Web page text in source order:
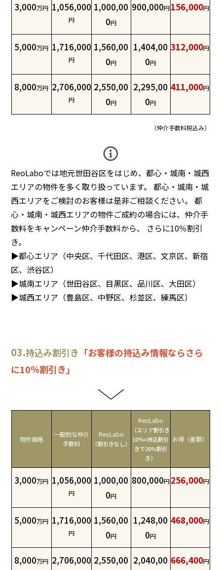
3,000万円 1,056,000
円
1,000,00
0円
900,000円 156,000円
5,000万円 1,716,000
円
1,560,00
0円
1,404,00
0円
312,000円
8,000万円 2,706,000
円
2,550,00
0円
2,295,00
0円
411,000円
（仲介手数料税込み）
ReoLaboでは地元世田谷区をはじめ、都心・城南・城西
エリアの物件を多く取り扱っています。 都心・城南・城
西エリアをご検討のお客様は是非ご相談ください。 都
心・城南・城西エリアの物件ご成約の場合には、仲介手
数料をキャンペーン仲介手数料から、 さらに10％割引
き。
▶︎都心エリア（中央区、千代田区、港区、文京区、新宿
区、渋谷区）
▶︎城南エリア（世田谷区、目黒区、品川区、大田区）
▶︎城西エリア（豊島区、中野区、杉並区、練馬区）
03.持込み割引き 「お客様の持込み情報ならさら
に10％割引き」
物件価格
一般的な仲介
手数料
ReoLabo
（割引きなし）
ReoLabo
（エリア割引き
10％+持込割引
きで20%割引
き）
お得（差額）
3,000万円 1,056,000
円
1,000,00
0円
800,000円 256,000円
5,000万円 1,716,000
円
1,560,00
0円
1,248,00
0円
468,000円
8,000万円 2,706,000 2,550,00 2,040,00 666,400円